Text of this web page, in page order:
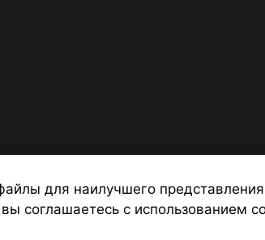
туроператоров, официальный сайт
для наилучшего
вы соглашаетесь с использованием